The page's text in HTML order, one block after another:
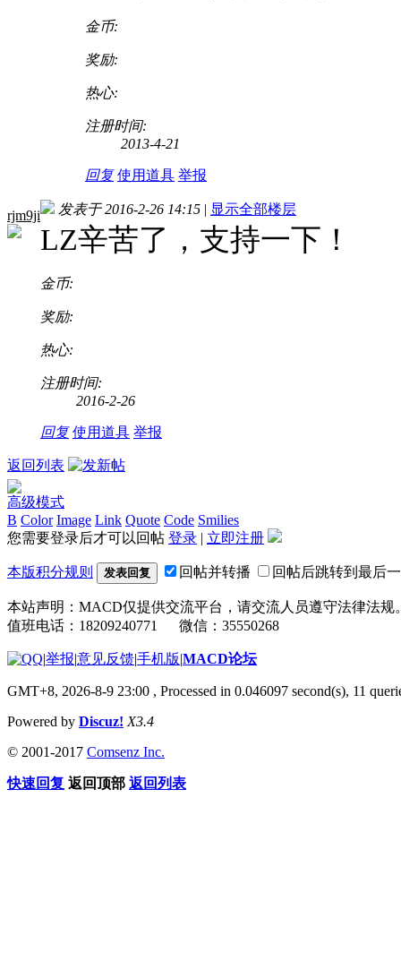
金币:
奖励:
热心:
注册时间:
2013-4-21
回复 使用道具 举报
rjm9ji 发表于 2016-2-26 14:15 | 显示全部楼层
LZ辛苦了，支持一下！
金币:
奖励:
热心:
注册时间:
2016-2-26
回复 使用道具 举报
返回列表
高级模式
B Color Image Link Quote Code Smilies
您需要登录后才可以回帖 登录 | 立即注册
本版积分规则 发表回复 回帖并转播 回帖后跳转到最后
本站声明：MACD仅提供交流平台，请交流人员遵守法律法规
值班电话：18209240771 微信：35550268
|举报|意见反馈|手机版|MACD论坛
GMT+8, 2026-8-9 23:00 , Processed in 0.046097 second(s), 11
Powered by Discuz! X3.4
© 2001-2017 Comsenz Inc.
快速回复 返回顶部 返回列表